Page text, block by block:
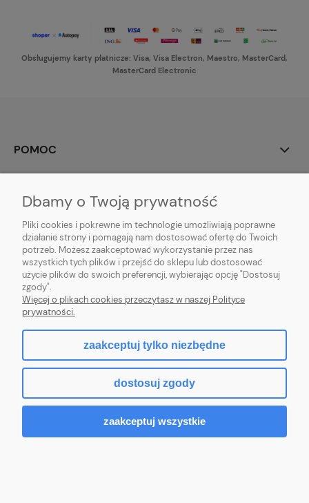
Obsługujemy karty płatnicze: Visa, Visa Electron, Maestro, MasterCard,
MasterCard Electronic
POMOC
PŁATNOŚCI I DOSTAWA
INFORMACJE
O NAS
Sklep internetowy Shoper Premium
Dbamy o Twoją prywatność
Pliki cookies i pokrewne im technologie umożliwiają poprawne
działanie strony i pomagają nam dostosować ofertę do Twoich
potrzeb. Możesz zaakceptować wykorzystanie przez nas
wszystkich tych plików i przejść do sklepu lub dostosować
użycie plików do swoich preferencji, wybierając opcję "Dostosuj
zgody".
Więcej o plikach cookies przeczytasz w naszej Polityce
prywatności.
zaakceptuj tylko niezbędne
dostosuj zgody
zaakceptuj wszystkie